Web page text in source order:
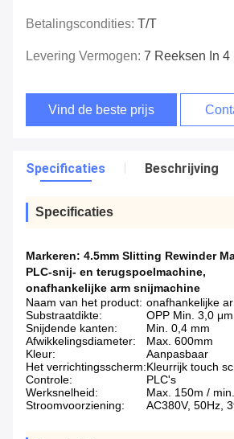
Betalingscondities: T/T
Levering Vermogen: 7 Reeksen In 4
Vind de beste prijs
Specificaties Beschrijving
Specificaties
Markeren: 4.5mm Slitting Rewinder
PLC-snij- en terugspoelmachine,
onafhankelijke arm snijmachine
Naam van het product: onafhankelijke
Substraatdikte:
OPP Min. 3,0 μm
Snijdende kanten:
Min. 0,4 mm
Afwikkelingsdiameter:
Max. 600mm
Kleur:
Aanpasbaar
Het verrichtingsscherm:Kleurrijk touch
Controle:
PLC's
Werksnelheid:
Max. 150m / min.
Stroomvoorziening:
AC380V, 50Hz,